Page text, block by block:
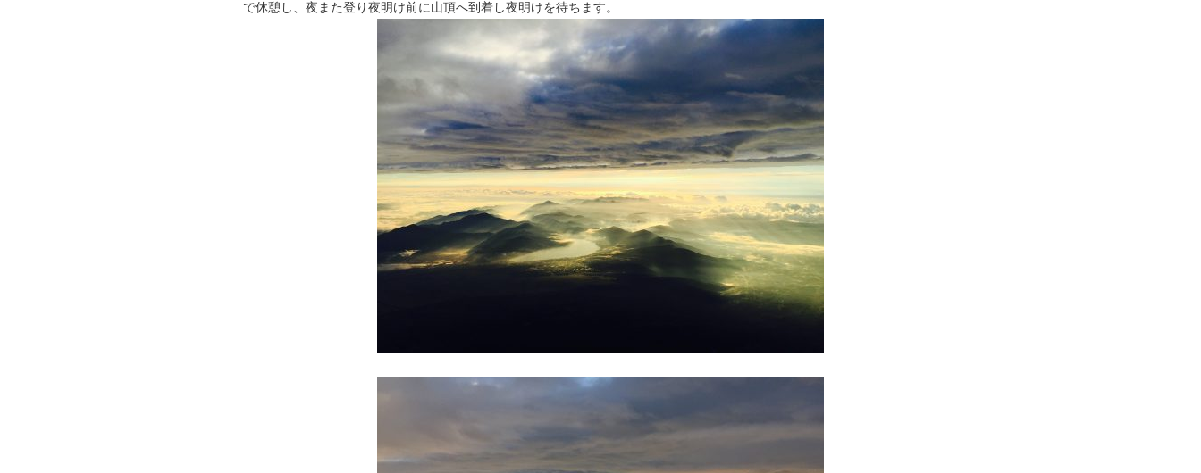
で休憩し、夜また登り夜明け前に山頂へ到着し夜明けを待ちます。